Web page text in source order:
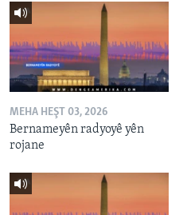
MEHA HEŞT 03, 2026
Bernameyên radyoyê yên
rojane